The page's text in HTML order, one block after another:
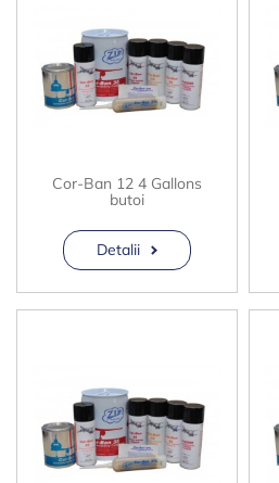
Cor-Ban 12 4 Gallons
butoi
Detalii